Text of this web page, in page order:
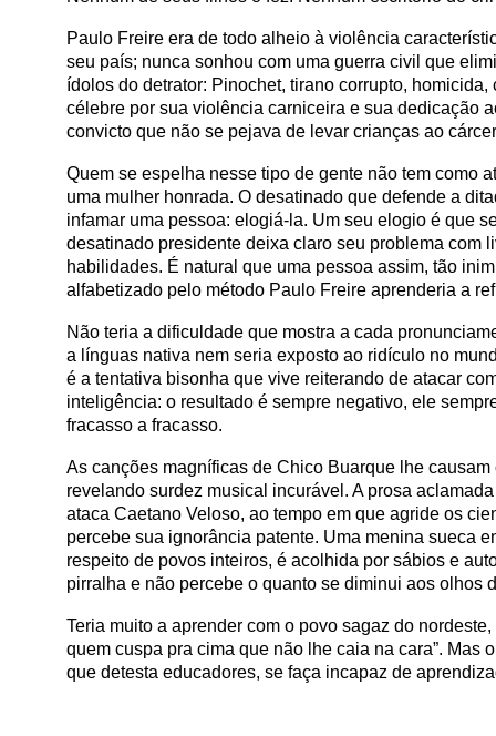
Paulo Freire era de todo alheio à violência
seu país; nunca sonhou com uma guerra civil que
ídolos do detrator: Pinochet, tirano corrupto,
célebre por sua violência carniceira e sua dedicação
convicto que não se pejava de levar crianças ao
Quem se espelha nesse tipo de gente não tem como
uma mulher honrada. O desatinado que defende a
infamar uma pessoa: elogiá-la. Um seu elogio é que
desatinado presidente deixa claro seu problema com
habilidades. É natural que uma pessoa assim, tão
alfabetizado pelo método Paulo Freire aprenderia a
Não teria a dificuldade que mostra a cada
a línguas nativa nem seria exposto ao ridículo no
é a tentativa bisonha que vive reiterando de atacar
inteligência: o resultado é sempre negativo, ele
fracasso a fracasso.
As canções magníficas de Chico Buarque lhe
revelando surdez musical incurável. A prosa
ataca Caetano Veloso, ao tempo em que agride os
percebe sua ignorância patente. Uma menina sueca
respeito de povos inteiros, é acolhida por sábios e
pirralha e não percebe o quanto se diminui aos olhos
Teria muito a aprender com o povo sagaz do
quem cuspa pra cima que não lhe caia na cara”.
que detesta educadores, se faça incapaz de